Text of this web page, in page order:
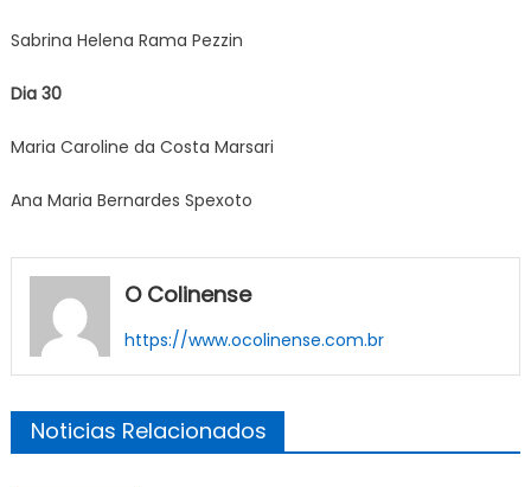
Sabrina Helena Rama Pezzin
Dia 30
Maria Caroline da Costa Marsari
Ana Maria Bernardes Spexoto
O Colinense
https://www.ocolinense.com.br
Noticias Relacionados